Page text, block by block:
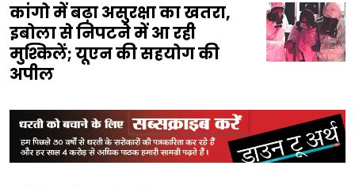
कांगो में बढ़ा असुरक्षा का खतरा,
इबोला से निपटने में आ रही
मुश्किलें; यूएन की सहयोग की
अपील